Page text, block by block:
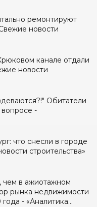
ремонтируют
новости
канале отдали
новости
Обитатели
-
что снесли в городе
строительства»
в ажиотажном
рынка недвижимости
- «Аналитика